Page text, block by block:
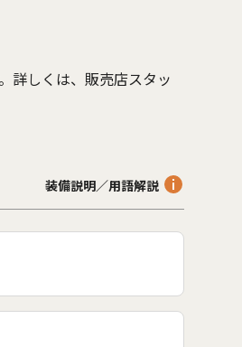
詳しくは、販売店スタッ
装備説明／用語解説